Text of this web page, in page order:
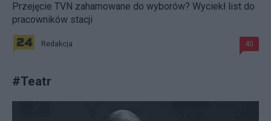
Przejęcie TVN zahamowane do wyborów? Wyciekł list do
pracowników stacji
Redakcja 40
#Teatr